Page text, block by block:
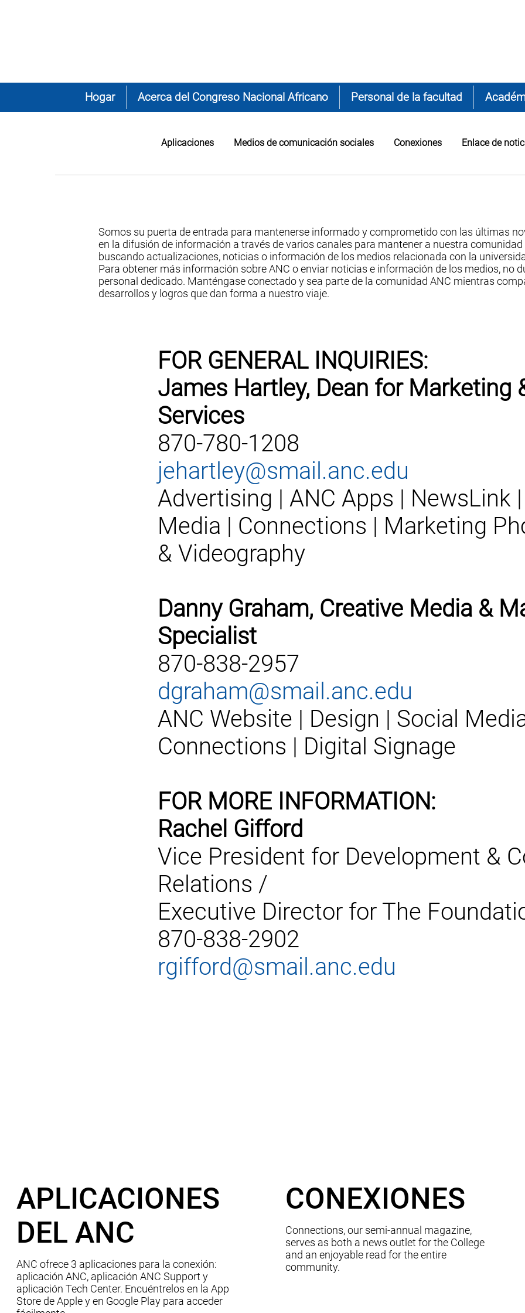
Hogar Acerca del Congreso Nacional Africano Personal de la facultad
Aplicaciones Medios de comunicación sociales Conexiones Enlace de
Somos su puerta de entrada para mantenerse informado y comprometido con las últimas
en la difusión de información a través de varios canales para mantener a nuestra
buscando actualizaciones, noticias o información de los medios relacionada con la
Para obtener más información sobre ANC o enviar noticias e información de los medios, no
personal dedicado. Manténgase conectado y sea parte de la comunidad ANC mientras
desarrollos y logros que dan forma a nuestro viaje.
FOR GENERAL INQUIRIES:
James Hartley, Dean for Marketing
Services
870-780-1208
jehartley@smail.anc.edu
Advertising | ANC Apps | NewsLink |
Media | Connections | Marketing
& Videography
Danny Graham, Creative Media &
Specialist
870-838-2957
dgraham@smail.anc.edu
ANC Website | Design | Social
Connections | Digital Signage
FOR MORE INFORMATION:
Rachel Gifford
Vice President for Development &
Relations /
Executive Director for The
870-838-2902
rgifford@smail.anc.edu
APLICACIONES
DEL ANC
ANC ofrece 3 aplicaciones para la conexión:
aplicación ANC, aplicación ANC Support y
aplicación Tech Center. Encuéntrelos en la App
Store de Apple y en Google Play para acceder
CONEXIONES
Connections, our semi-annual magazine,
serves as both a news outlet for the College
and an enjoyable read for the entire
community.